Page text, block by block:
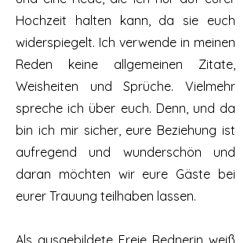
Hochzeit halten kann, da sie euch
widerspiegelt. Ich verwende in meinen
Reden keine allgemeinen Zitate,
Weisheiten und Sprüche. Vielmehr
spreche ich über euch. Denn, und da
bin ich mir sicher, eure Beziehung ist
aufregend und wunderschön und
daran möchten wir eure Gäste bei
eurer Trauung teilhaben lassen.
Als ausgebildete Freie Rednerin weiß